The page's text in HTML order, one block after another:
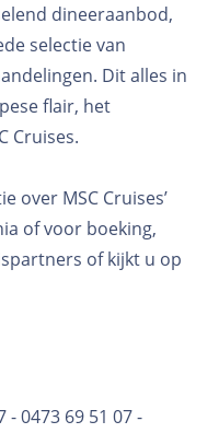
dineeraanbod,
selectie van
Dit alles in
flair, het
Cruises.
over MSC Cruises’
of voor boeking,
of kijkt u op
- 0473 69 51 07 -